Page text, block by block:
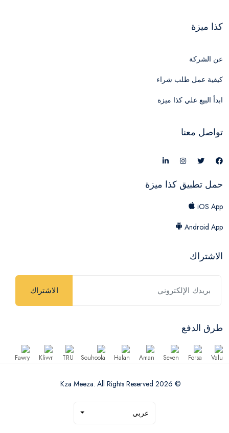
كذا ميزة
عن الشركة
كيفية عمل طلب شراء
ابدأ البيع علي كذا ميزة
تواصل معنا
حمل تطبيق كذا ميزة
iOS App
Android App
الاشتراك
الاشتراك
طرق الدفع
© 2026 Kza Meeza. All Rights Reserved
عربي